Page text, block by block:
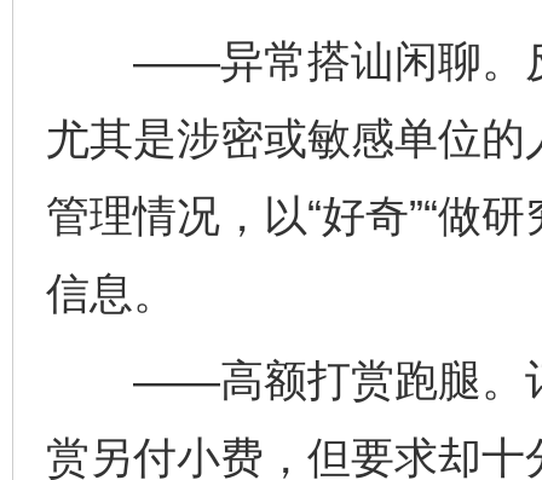
——异常搭讪闲聊。反
尤其是涉密或敏感单位
管理情况，以“好奇”“做
信息。
——高额打赏跑腿。订
赏另付小费，但要求却十